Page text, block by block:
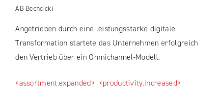
AB Bechcicki
Angetrieben durch eine leistungsstarke digitale
Transformation startete das Unternehmen erfolgreich
den Vertrieb über ein Omnichannel-Modell.
<assortment.expanded> <productivity.increased>